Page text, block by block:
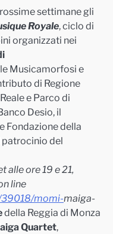
settimane gli
Royale, ciclo di
organizzati nei
Musicamorfosi e
di Regione
e Parco di
Desio, il
Fondazione della
patrocinio del
alle ore 19 e 21,
line
39018/momi-maiga-
della Reggia di Monza
Quartet,